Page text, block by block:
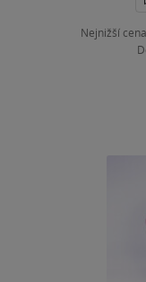
Nejnižší